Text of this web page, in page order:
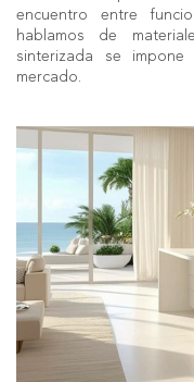
encuentro entre
hablamos de
sinterizada se
mercado.